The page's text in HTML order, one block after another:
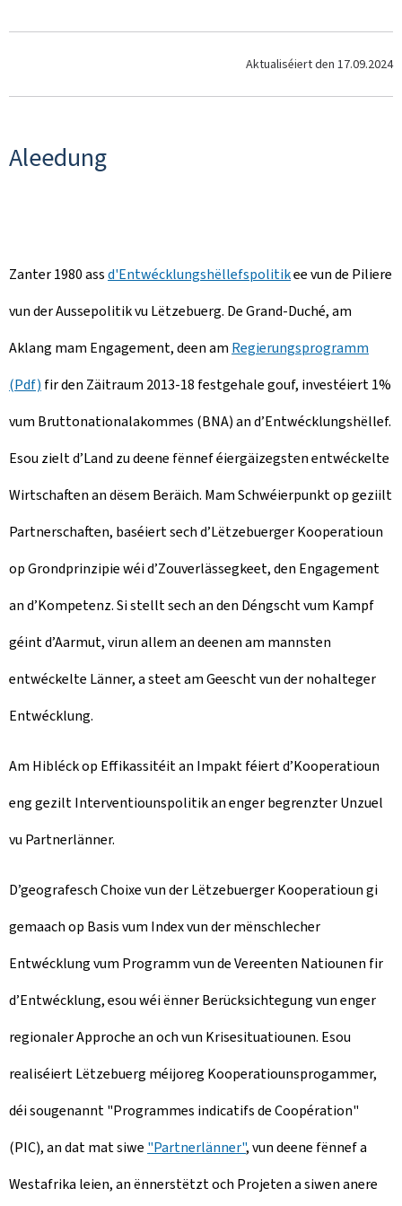
Aktualiséiert den 17.09.2024
Aleedung
Zanter 1980 assd'Entwécklungshëllefspolitikee vun de Piliere
vun der Aussepolitik vu Lëtzebuerg. De Grand-Duché, am
Aklang mam Engagement, deen am Regierungsprogramm
(Pdf) fir den Zäitraum 2013-18 festgehale gouf, investéiert 1%
vum Bruttonationalakommes (BNA) an d’Entwécklungshëllef.
Esou zielt d’Land zu deene fënnef éiergäizegsten entwéckelte
Wirtschaften an dësem Beräich. Mam Schwéierpunkt op geziilt
Partnerschaften, baséiert sech d’Lëtzebuerger Kooperatioun
op Grondprinzipie wéi d’Zouverlässegkeet, den Engagement
an d’Kompetenz. Si stellt sech an den Déngscht vum Kampf
géint d’Aarmut, virun allem an deenen am mannsten
entwéckelte Länner, a steet am Geescht vun der nohalteger
Entwécklung.
Am Hibléck op Effikassitéit an Impakt féiert d’Kooperatioun
eng gezilt Interventiounspolitik an enger begrenzter Unzuel
vu Partnerlänner.
D’geografesch Choixe vun der Lëtzebuerger Kooperatioun gi
gemaach op Basis vum Index vun der mënschlecher
Entwécklung vum Programm vun de Vereenten Natiounen fir
d’Entwécklung, esou wéi ënner Berücksichtegung vun enger
regionaler Approche an och vun Krisesituatiounen. Esou
realiséiert Lëtzebuerg méijoreg Kooperatiounsprogammer,
déi sougenannt "Programmes indicatifs de Coopération"
(PIC), an dat mat siwe "Partnerlänner", vun deene fënnef a
Westafrika leien, an ënnerstëtzt och Projeten a siwen anere